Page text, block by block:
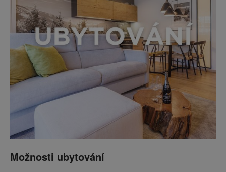
Možnosti ubytování